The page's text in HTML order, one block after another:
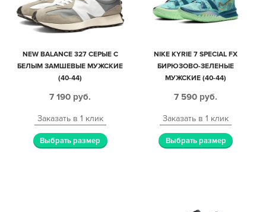
NEW BALANCE 327 СЕРЫЕ С
БЕЛЫМ ЗАМШЕВЫЕ МУЖСКИЕ
(40-44)
7 190 руб.
Заказать в 1 клик
Выбрать размер
NIKE KYRIE 7 SPECIAL FX
БИРЮЗОВО-ЗЕЛЕНЫЕ
МУЖСКИЕ (40-44)
7 590 руб.
Заказать в 1 клик
Выбрать размер